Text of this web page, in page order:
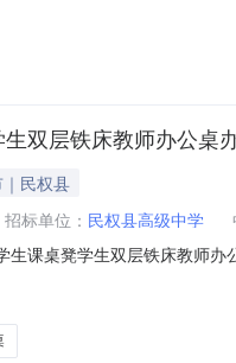
县4、建设内容：民权县高
双层铁床教师办公桌
民权县
招标单位： 民权县高级中学
生课桌凳学生双层铁床教师
一、采购项目名称：民权县